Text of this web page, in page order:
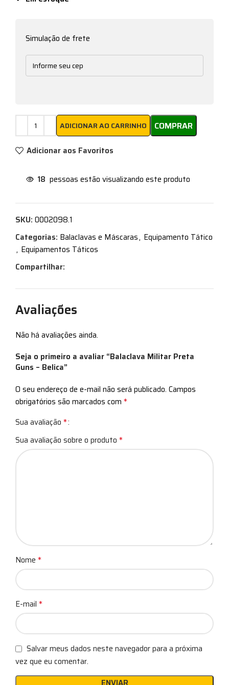
Simulação de frete
ADICIONAR AO CARRINHO COMPRAR
Adicionar aos Favoritos
18 pessoas estão visualizando este produto
SKU: 0002098.1
Categorias: Balaclavas e Máscaras, Equipamento Tático
, Equipamentos Táticos
Compartilhar:
Avaliações
Não há avaliações ainda.
Seja o primeiro a avaliar “Balaclava Militar Preta
Guns – Belica”
O seu endereço de e-mail não será publicado. Campos
obrigatórios são marcados com *
Sua avaliação *
Sua avaliação sobre o produto *
Nome *
E-mail *
Salvar meus dados neste navegador para a próxima
vez que eu comentar.